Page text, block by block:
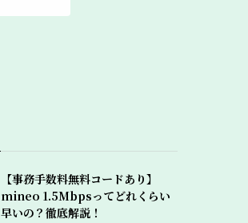
【事務手数料無料コードあり】
mineo 1.5Mbpsってどれくらい
早いの？徹底解説！